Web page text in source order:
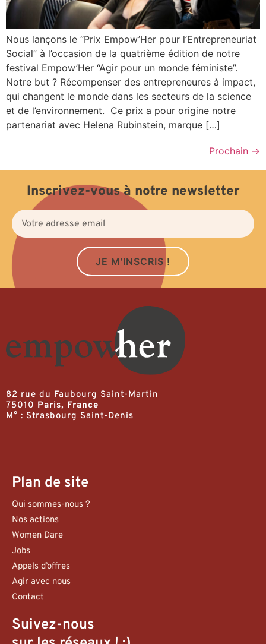
Nous lançons le “Prix Empow’Her pour l’Entrepreneuriat
Social” à l’occasion de la quatrième édition de notre
festival Empow’Her “Agir pour un monde féministe”.
Notre but ? Récompenser des entrepreneures à impact,
qui changent le monde dans les secteurs de la science
et de l’environnement. Ce prix a pour origine notre
partenariat avec Helena Rubinstein, marque […]
Prochain →
Inscrivez-vous à notre newsletter
JE M'INSCRIS !
82 rue du Faubourg Saint-Martin
75010 Paris, France
M° : Strasbourg Saint-Denis
Plan de site
Qui sommes-nous ?
Nos actions
Women Dare
Jobs
Appels d’offres
Agir avec nous
Contact
Suivez-nous